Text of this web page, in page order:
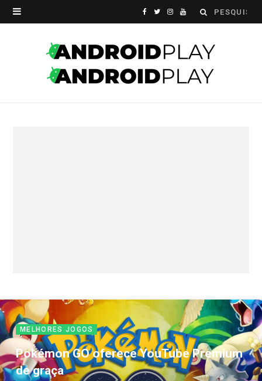
Search
F
c
T
i
t
I Y
u
T
MELHORES JOGOS
Pokémon GO oferece YouTube Premium
de graça